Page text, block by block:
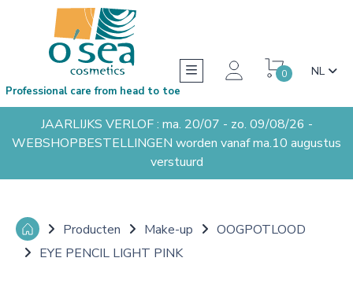
0 NL
Professional care from head to toe
JAARLIJKS VERLOF : ma. 20/07 - zo. 09/08/26 -
WEBSHOPBESTELLINGEN worden vanaf ma.10 augustus
verstuurd
Producten Make-up
OOGPOTLOOD
EYE PENCIL LIGHT PINK